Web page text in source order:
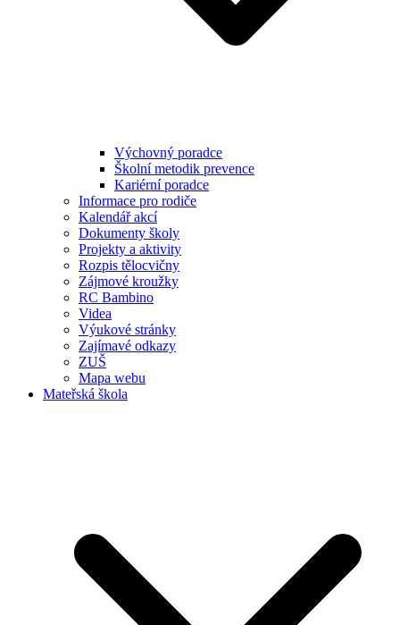
Výchovný poradce
Školní metodik prevence
Kariérní poradce
Informace pro rodiče
Kalendář akcí
Dokumenty školy
Projekty a aktivity
Rozpis tělocvičny
Zájmové kroužky
RC Bambino
Videa
Výukové stránky
Zajímavé odkazy
ZUŠ
Mapa webu
Mateřská škola